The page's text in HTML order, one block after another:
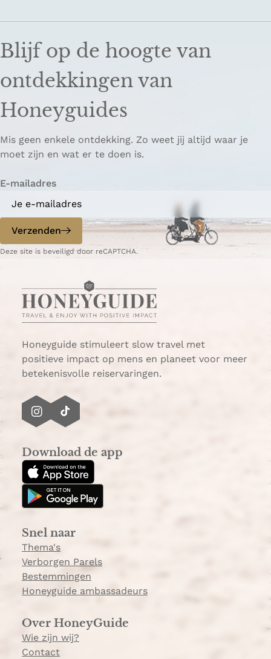
Blijf op de hoogte van
ontdekkingen van
Honeyguides
Mis geen enkele ontdekking. Zo weet jij altijd waar je
moet zijn en wat er te doen is.
E-mailadres
Verzenden
Deze site is beveiligd door reCAPTCHA.
Honeyguide stimuleert slow travel met
positieve impact op mens en planeet voor meer
betekenisvolle reiservaringen.
I
t
a
g
m
T
T
o
k
Download de app
Snel naar
Thema's
Verborgen Parels
Bestemmingen
Honeyguide ambassadeurs
Over HoneyGuide
Wie zijn wij?
Contact